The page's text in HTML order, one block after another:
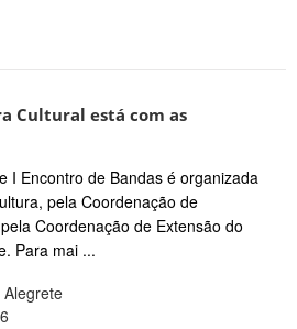
Cultural está com as
I Encontro de Bandas é organizada
pela Coordenação de
Coordenação de Extensão do
Para mai ...